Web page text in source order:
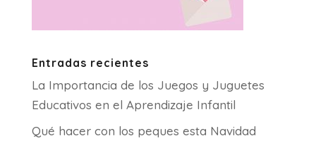
Entradas recientes
La Importancia de los Juegos y Juguetes
Educativos en el Aprendizaje Infantil
Qué hacer con los peques esta Navidad